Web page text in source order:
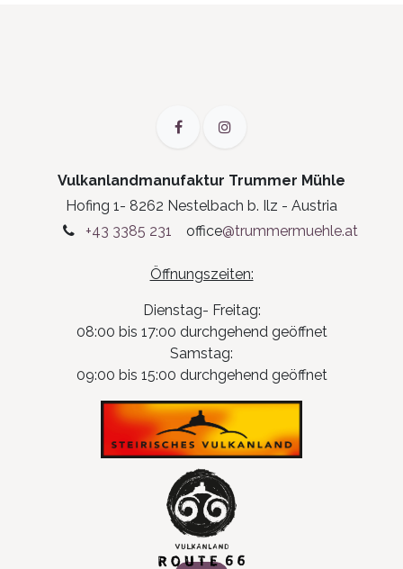
Vulkanlandmanufaktur Trummer Mühle
Hofing 1- 8262 Nestelbach b. Ilz - Austria
+43 3385 231
office@trummermuehle.at
Öffnungszeiten:
Dienstag- Freitag:
08:00 bis 17:00 durchgehend geöffnet
Samstag:
09:00 bis 15:00 durchgehend geöffnet